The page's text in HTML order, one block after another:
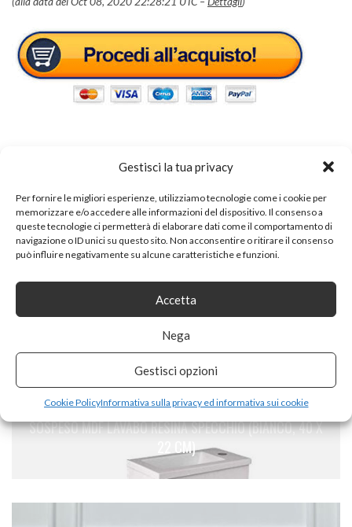
Gestisci la tua privacy
Per fornire le migliori esperienze, utilizziamo tecnologie come i cookie per
memorizzare e/o accedere alle informazioni del dispositivo. Il consenso a
queste tecnologie ci permetterà di elaborare dati come il comportamento di
navigazione o ID unici su questo sito. Non acconsentire o ritirare il consenso
può influire negativamente su alcune caratteristiche e funzioni.
Accetta
Nega
Gestisci opzioni
Cookie PolicyInformativa sulla privacy ed informativa sui cookie
SHARE ON
PREVIOUS ARTICLE
STARBATH PLUS ARREDO BAGNO MOBILE BAGNO
SOSPESO MDF LAVABO RESINA SPECCHIO (BIANCO, 40 X
22 CM)